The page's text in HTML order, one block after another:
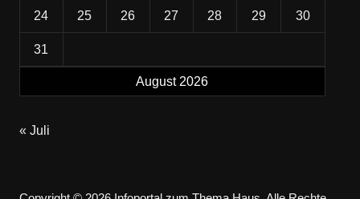
August 2026
24 25 26 27 28 29 30
31
« Juli